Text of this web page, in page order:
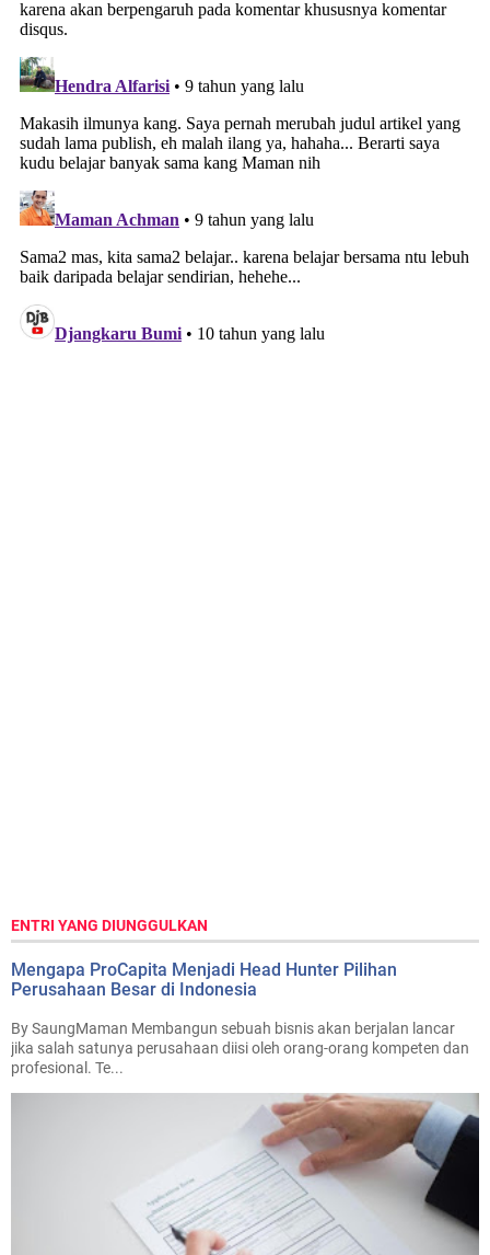
ENTRI YANG DIUNGGULKAN
Mengapa ProCapita Menjadi Head Hunter Pilihan
Perusahaan Besar di Indonesia
By SaungMaman Membangun sebuah bisnis akan berjalan lancar
jika salah satunya perusahaan diisi oleh orang-orang kompeten dan
profesional. Te...